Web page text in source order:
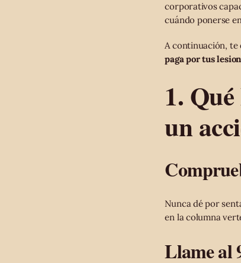
corporativos
cuándo ponerse
A continuación,
paga por tus
1.
un
Nunca dé por
en la columna
Llame al